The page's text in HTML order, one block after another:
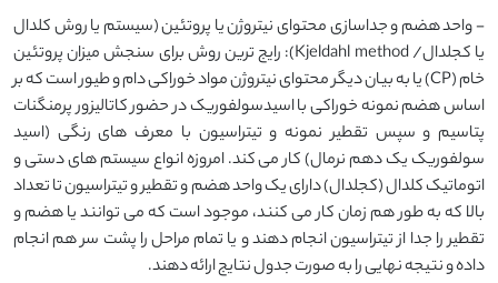
- واحد هضم و جداسازی محتوای نیتروژن یا پروتئین (سیستم یا روش کلدال
یا کجلدال/ Kjeldahl method): رایج ترین روش برای سنجش میزان پروتئین
خام (CP) یا به بیان دیگر محتوای نیتروژن مواد خوراکی دام و طیور است که بر
اساس هضم نمونه خوراکی با اسیدسولفوریک در حضور کاتالیزور پرمنگنات
پتاسیم و سپس تقطیر نمونه و تیتراسیون با معرف های رنگی (اسید
سولفوریک یک دهم نرمال) کار می کند. امروزه انواع سیستم های دستی و
اتوماتیک کلدال (کجلدال) دارای یک واحد هضم و تقطیر و تیتراسیون تا تعداد
بالا که به طور هم زمان کار می کنند، موجود است که می توانند یا هضم و
تقطیر را جدا از تیتراسیون انجام دهند و یا تمام مراحل را پشت سر هم انجام
داده و نتیجه نهایی را به صورت جدول نتایج ارائه دهند.